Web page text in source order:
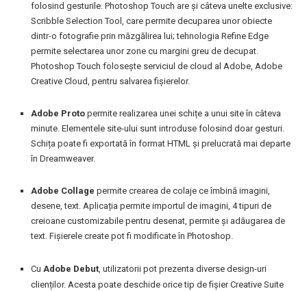
folosind gesturile. Photoshop Touch are și câteva unelte exclusive:
Scribble Selection Tool, care permite decuparea unor obiecte
dintr-o fotografie prin măzgălirea lui; tehnologia Refine Edge
permite selectarea unor zone cu margini greu de decupat.
Photoshop Touch folosește serviciul de cloud al Adobe, Adobe
Creative Cloud, pentru salvarea fișierelor.
Adobe Proto permite realizarea unei schițe a unui site în câteva
minute. Elementele site-ului sunt introduse folosind doar gesturi.
Schița poate fi exportată în format HTML și prelucrată mai departe
în Dreamweaver.
Adobe Collage permite crearea de colaje ce îmbină imagini,
desene, text. Aplicația permite importul de imagini, 4 tipuri de
creioane customizabile pentru desenat, permite și adăugarea de
text. Fișierele create pot fi modificate în Photoshop.
Cu Adobe Debut, utilizatorii pot prezenta diverse design-uri
clienților. Acesta poate deschide orice tip de fișier Creative Suite